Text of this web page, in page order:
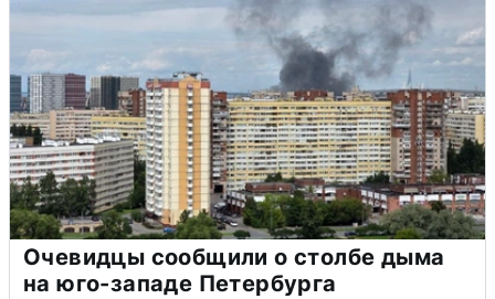
Очевидцы сообщили о столбе дыма
на юго-западе Петербурга